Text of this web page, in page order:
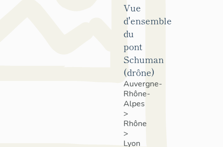
Vue
d'ensemble
du
pont
Schuman
(drône)
Auvergne-
Rhône-
Alpes
>
Rhône
>
Lyon